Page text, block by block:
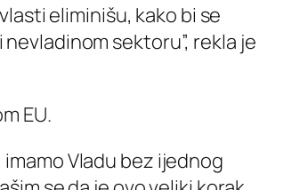
eliminišu, kako bi se
sektoru”, rekla je
EU.
Vladu bez ijednog